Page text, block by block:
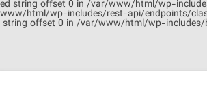
string offset 0 in /var/www/html/wp-
html/wp-includes/rest-api/endpoints/
string offset 0 in /var/www/html/wp-